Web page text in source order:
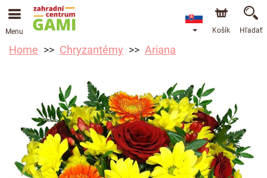
Menu Košík Hľadať
Home Chryzantémy Ariana